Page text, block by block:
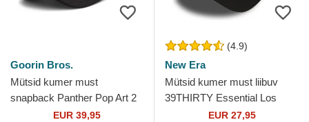
Goorin Bros.
Mütsid kumer must
snapback Panther Pop Art 2
The Farm Goorin Bros.
EUR 39,95
(4.9)
New Era
Mütsid kumer must liibuv
39THIRTY Essential Los
Angeles Dodgers MLB New
EUR 27,95